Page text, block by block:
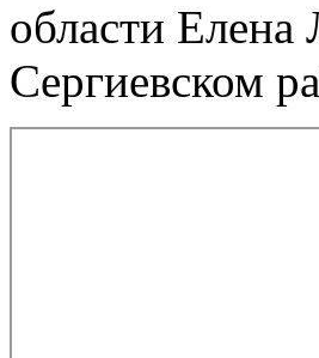
области
Сергиевском